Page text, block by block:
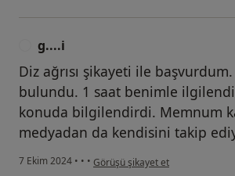
g....i
Diz ağrısı şikayeti ile
bulundu. 1 saat benimle
konuda bilgilendirdi. Memnum
medyadan da kendisini takip
7 Ekim 2024 • • • kullanıcının görüşüne göre g....i
Görüşü şikayet et